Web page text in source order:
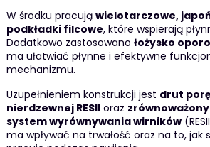
W środku pracują wielotarczowe,
podkładki filcowe, które wspierają
Dodatkowo zastosowano łożysko
ma ułatwiać płynne i efektywne
mechanizmu.
Uzupełnieniem konstrukcji jest drut
nierdzewnej RESIIoraz
system wyrównywania wirników
ma wpływać na trwałość oraz na to, jak